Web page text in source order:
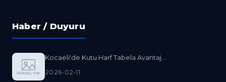
Haber / Duyuru
Kocaeli'de Kutu Harf Tabela Avantaj...
2026-02-11